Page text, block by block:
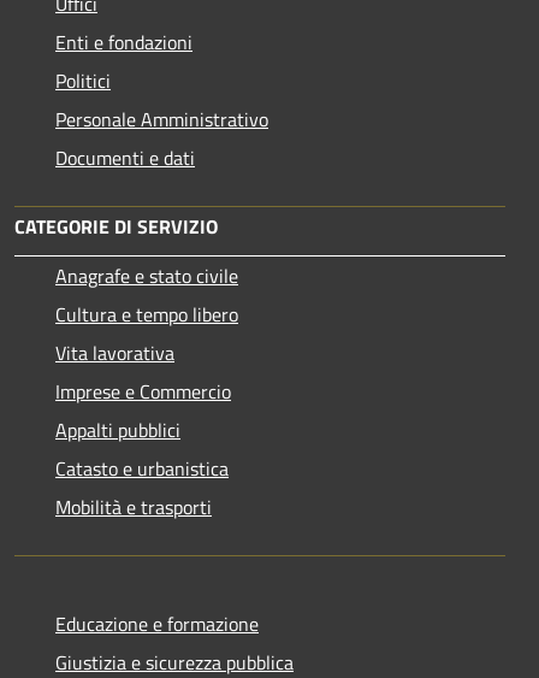
Enti e fondazioni
Politici
Personale Amministrativo
Documenti e dati
CATEGORIE DI SERVIZIO
Anagrafe e stato civile
Cultura e tempo libero
Vita lavorativa
Imprese e Commercio
Appalti pubblici
Catasto e urbanistica
Mobilità e trasporti
Educazione e formazione
Giustizia e sicurezza pubblica